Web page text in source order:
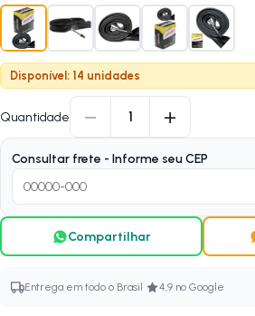
Disponível: 14 unidades
Quantidade − 1 +
Consultar frete - Informe seu CEP
Compartilhar
Entrega em todo o Brasil · 4,9 no Google